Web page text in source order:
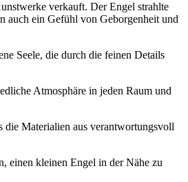
verkauft. Der ‍Engel strahlte
auch ein Gefühl von Geborgenheit und
Seele, die durch die feinen Details
Atmosphäre in jeden‌ Raum und
die Materialien aus verantwortungsvoll
einen kleinen Engel in der Nähe⁢ zu